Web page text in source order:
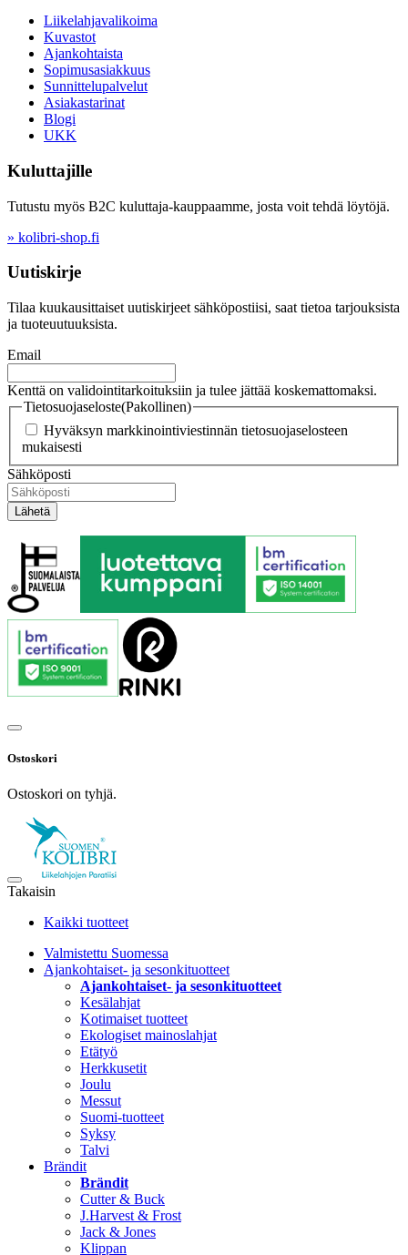
Liikelahjavalikoima
Kuvastot
Ajankohtaista
Sopimusasiakkuus
Sunnittelupalvelut
Asiakastarinat
Blogi
UKK
Kuluttajille
Tutustu myös B2C kuluttaja-kauppaamme, josta voit tehdä löytöjä.
» kolibri-shop.fi
Uutiskirje
Tilaa kuukausittaiset uutiskirjeet sähköpostiisi, saat tietoa tarjouksista
ja tuoteuutuuksista.
Email
Kenttä on validointitarkoituksiin ja tulee jättää koskemattomaksi.
Tietosuojaseloste(Pakollinen)
Hyväksyn markkinointiviestinnän tietosuojaselosteen
mukaisesti
Sähköposti
Ostoskori
Ostoskori on tyhjä.
Takaisin
Kaikki tuotteet
Valmistettu Suomessa
Ajankohtaiset- ja sesonkituotteet
Ajankohtaiset- ja sesonkituotteet
Kesälahjat
Kotimaiset tuotteet
Ekologiset mainoslahjat
Etätyö
Herkkusetit
Joulu
Messut
Suomi-tuotteet
Syksy
Talvi
Brändit
Brändit
Cutter & Buck
J.Harvest & Frost
Jack & Jones
Klippan